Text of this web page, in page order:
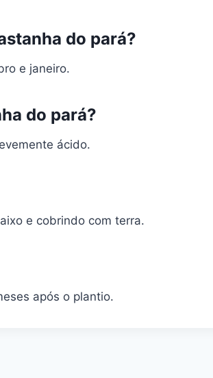
do pará?
e janeiro.
do pará?
ácido.
e cobrindo com terra.
após o plantio.